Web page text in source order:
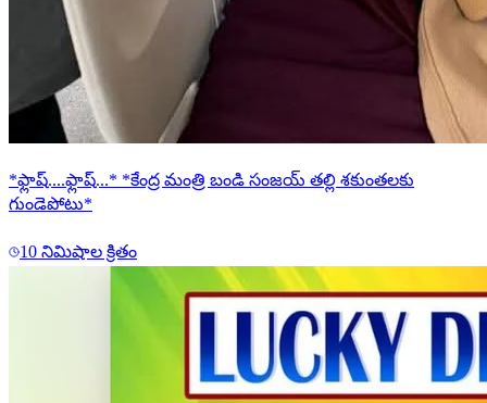
*ఫ్లాష్....ఫ్లాష్...* *కేంద్ర మంత్రి బండి సంజయ్ తల్లి శకుంతలకు
గుండెపోటు*
10 నిమిషాల క్రితం